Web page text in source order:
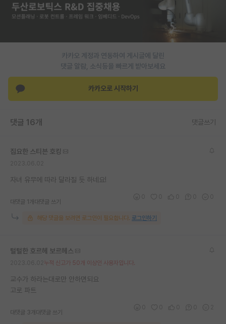
카카오 계정과 연동하여 게시글에 달린
댓글 알람, 소식등을 빠르게 받아보세요
카카오로 시작하기
댓글 16개 댓글쓰기
집요한 스티븐 호킹
자녀 유무에 따라 달라질 듯 하네요!
대댓글 1개 대댓글 쓰기
해당 댓글을 보려면 로그인이 필요합니다. 로그인하기
털털한 호르헤 보르헤스
누적 신고가 50개 이상인 사용자입니다.
교수가 하라는대로만 안하면되요
고로 파트
대댓글 3개 대댓글 쓰기